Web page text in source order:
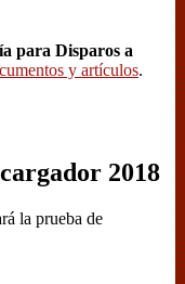
para Disparos a
y artículos.
2018
la prueba de